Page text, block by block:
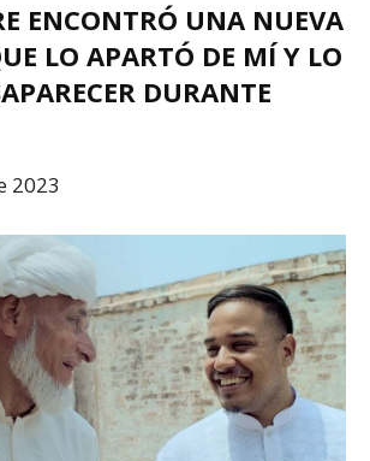
ENCONTRÓ UNA NUEVA
LO APARTÓ DE MÍ Y LO
DURANTE
2023